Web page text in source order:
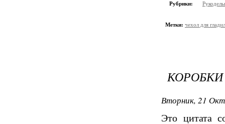
Рубрики:
Метки: чехол для
Вторник, 21
Это цитата